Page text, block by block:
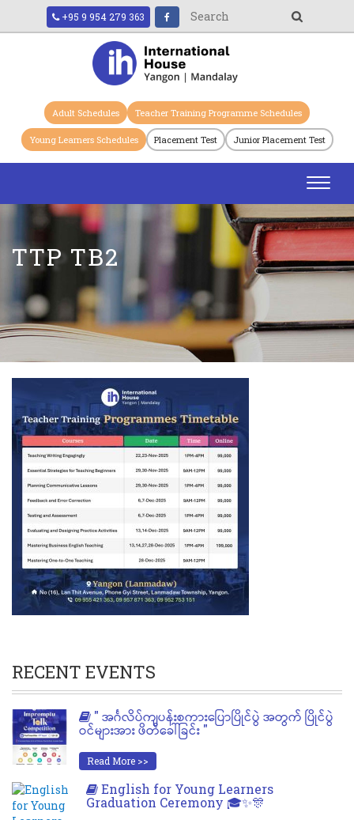
+95 9 954 279 363
Adult Schedules Teacher Training Programme Schedules
Young Learners Schedules Placement Test Junior Placement Test
Toggle
TTP TB2
RECENT EVENTS
" အင်္ဂလိပ်ကျပန်းစကားပြောပြိုင်ပွဲ အတွက် ပြိုင်ပွဲ
ဝင်များအား ဖိတ်ခေါ်ခြင်း "
Read More >>
English for Young Learners
Graduation Ceremony 🎓✨🎊